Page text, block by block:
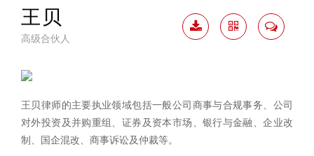
王贝
高级合伙人
王贝律师的主要执业领域包括一般公司商事与合规事务、公司
对外投资及并购重组、证券及资本市场、银行与金融、企业改
制、国企混改、商事诉讼及仲裁等。